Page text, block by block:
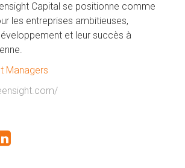
Capital se positionne comme
les entreprises ambitieuses,
et leur succès à
Managers